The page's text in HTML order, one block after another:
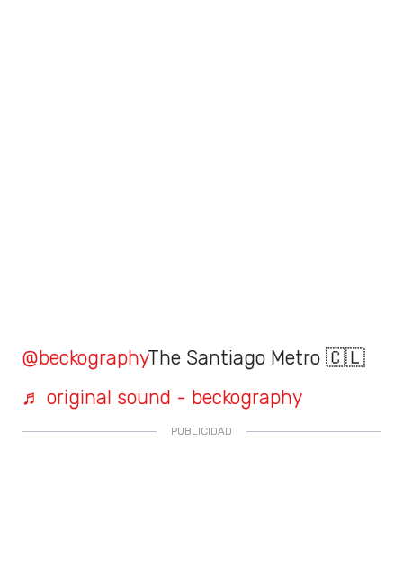
@beckographyThe Santiago Metro 🇨🇱
♬ original sound - beckography